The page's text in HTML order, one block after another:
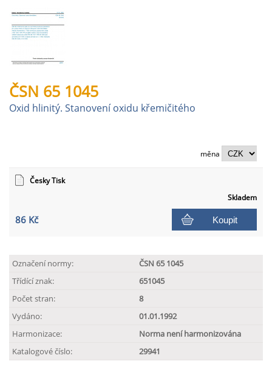
ČSN 65 1045
Oxid hlinitý. Stanovení oxidu křemičitého
měna
Česky Tisk
Skladem
86 Kč Koupit
Označení normy:
ČSN 65 1045
Třídící znak:
651045
Počet stran:
8
Vydáno:
01.01.1992
Harmonizace:
Norma není harmonizována
Katalogové číslo:
29941